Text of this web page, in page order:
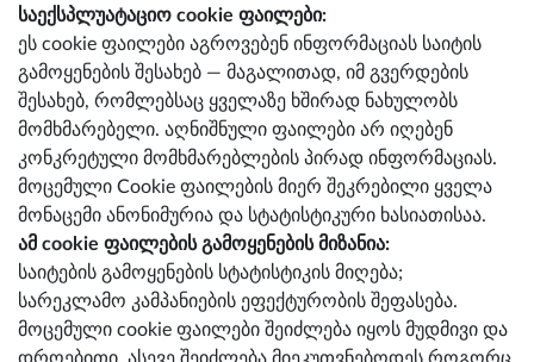
საექსპლუატაციო cookie ფაილები:
ეს cookie ფაილები აგროვებენ ინფორმაციას საიტის
გამოყენების შესახებ — მაგალითად, იმ გვერდების
შესახებ, რომლებსაც ყველაზე ხშირად ნახულობს
მომხმარებელი. აღნიშნული ფაილები არ იღებენ
კონკრეტული მომხმარებლების პირად ინფორმაციას.
მოცემული Cookie ფაილების მიერ შეკრებილი ყველა
მონაცემი ანონიმურია და სტატისტიკური ხასიათისაა.
ამ cookie ფაილების გამოყენების მიზანია:
საიტების გამოყენების სტატისტიკის მიღება;
სარეკლამო კამპანიების ეფექტურობის შეფასება.
მოცემული cookie ფაილები შეიძლება იყოს მუდმივი და